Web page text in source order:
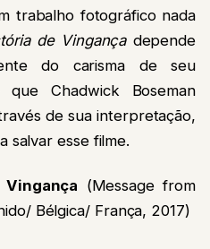
trabalho fotográfico nada
de Vingançadepende
do carisma de seu
que Chadwick Boseman
de sua interpretação,
salvar esse filme.
(Message from
Bélgica/ França, 2017)